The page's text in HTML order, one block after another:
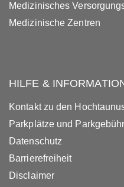
Medizinisches
Medizinische Zentren
HILFE &
Kontakt zu den
Parkplätze und
Datenschutz
Barrierefreiheit
Disclaimer